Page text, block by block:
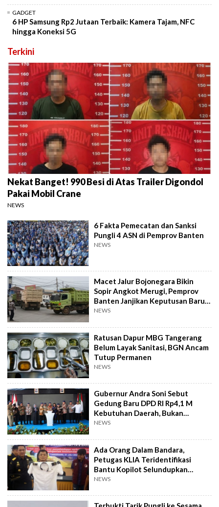
GADGET
6 HP Samsung Rp2 Jutaan Terbaik: Kamera Tajam, NFC
hingga Koneksi 5G
Terkini
Nekat Banget! 990 Besi di Atas Trailer Digondol
Pakai Mobil Crane
NEWS
6 Fakta Pemecatan dan Sanksi
Pungli 4 ASN di Pemprov Banten
NEWS
Macet Jalur Bojonegara Bikin
Sopir Angkot Merugi, Pemprov
Banten Janjikan Keputusan Baru 4
Hari Lagi
NEWS
Ratusan Dapur MBG Tangerang
Belum Layak Sanitasi, BGN Ancam
Tutup Permanen
NEWS
Gubernur Andra Soni Sebut
Gedung Baru DPD RI Rp4,1 M
Kebutuhan Daerah, Bukan
Senator
NEWS
Ada Orang Dalam Bandara,
Petugas KLIA Teridentifikasi
Bantu Kopilot Selundupkan
Ekstasi ke Indonesia
NEWS